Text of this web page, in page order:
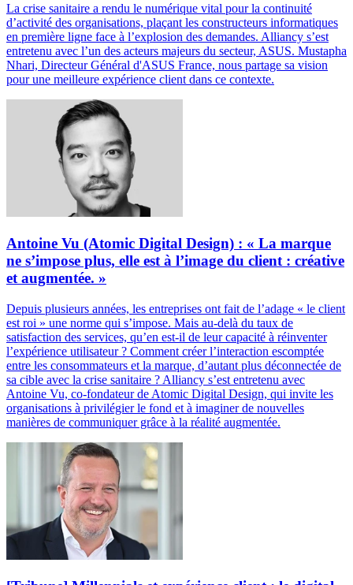
La crise sanitaire a rendu le numérique vital pour la continuité
d’activité des organisations, plaçant les constructeurs informatiques
en première ligne face à l’explosion des demandes. Alliancy s’est
entretenu avec l’un des acteurs majeurs du secteur, ASUS. Mustapha
Nhari, Directeur Général d'ASUS France, nous partage sa vision
pour une meilleure expérience client dans ce contexte.
Antoine Vu (Atomic Digital Design) : « La marque
ne s’impose plus, elle est à l’image du client : créative
et augmentée. »
Depuis plusieurs années, les entreprises ont fait de l’adage « le client
est roi » une norme qui s’impose. Mais au-delà du taux de
satisfaction des services, qu’en est-il de leur capacité à réinventer
l’expérience utilisateur ? Comment créer l’interaction escomptée
entre les consommateurs et la marque, d’autant plus déconnectée de
sa cible avec la crise sanitaire ? Alliancy s’est entretenu avec
Antoine Vu, co-fondateur de Atomic Digital Design, qui invite les
organisations à privilégier le fond et à imaginer de nouvelles
manières de communiquer grâce à la réalité augmentée.